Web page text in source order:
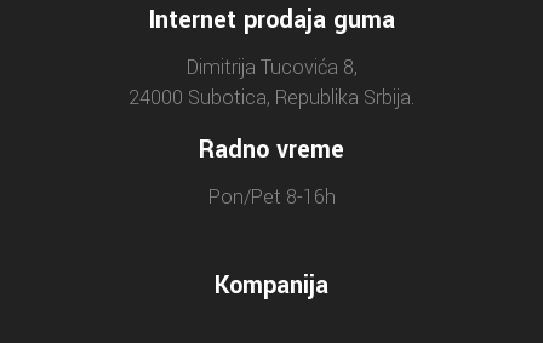
Internet prodaja guma
Dimitrija Tucovića 8,
24000 Subotica, Republika Srbija.
Radno vreme
Pon/Pet 8-16h
Kompanija